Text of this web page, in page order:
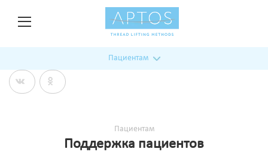
Пациентам
Пациентам
Поддержка пациентов